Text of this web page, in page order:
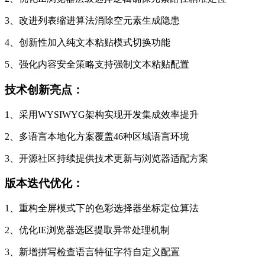
3、改进列表缩进算法消除空元素生成隐患
4、创新性加入纯文本粘贴模式切换功能
5、强化内容安全策略支持强制文本粘贴配置
技术创新亮点：
1、采用WYSIWYG架构实现开发集成效率提升
2、多语言本地化方案覆盖46种区域语言环境
3、开源社区持续提供技术更新与浏览器适配方案
版本迭代优化：
1、重构全屏模式下的色彩选择器坐标定位算法
2、优化IE浏览器选区提取异常处理机制
3、新增拼写检查语言特征字符自定义配置